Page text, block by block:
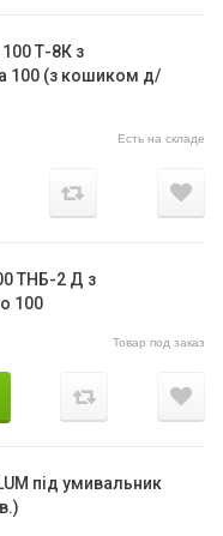
Т-8К з
100 (з кошиком д/
Есть на складе
ТНБ-2 Д з
100
Товар под заказ
під умивальник